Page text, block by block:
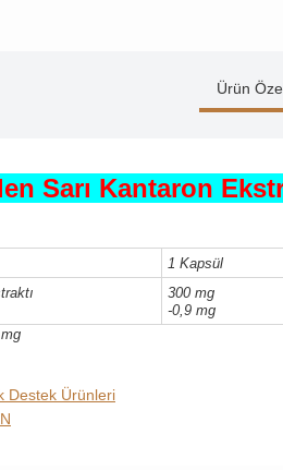
Ürün
Sarı Kantaron
1 Kapsül
300 mg
-0,9 mg
Destek Ürünleri